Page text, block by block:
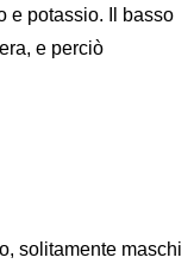
e potassio.
basso
e perciò
solitamente maschi